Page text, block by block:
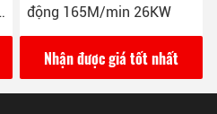
mỏng hộp hộp hộp tự
động 380VAC / 4P
Nhận được giá tốt nhất